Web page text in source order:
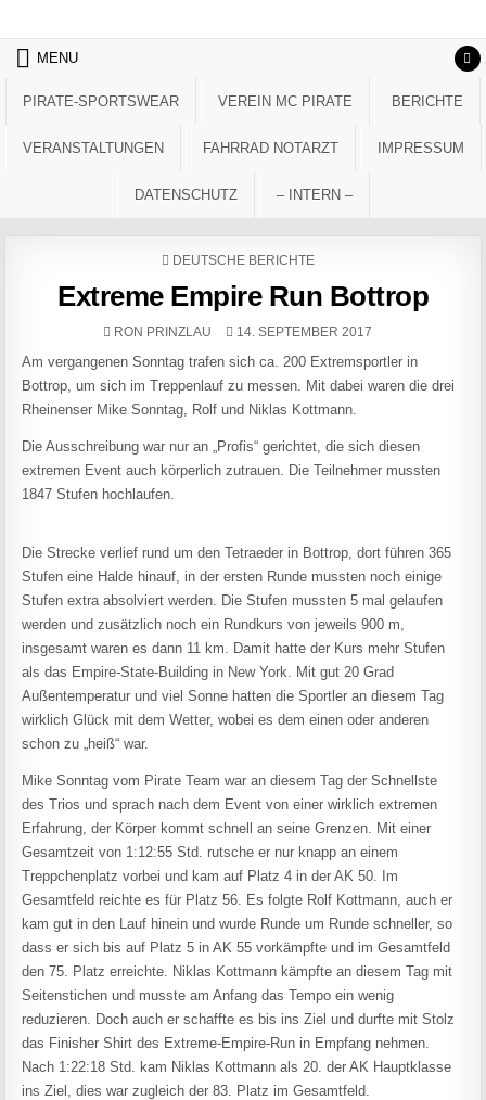
MENU
PIRATE-SPORTSWEAR VEREIN MC PIRATE BERICHTE
VERANSTALTUNGEN FAHRRAD NOTARZT IMPRESSUM
DATENSCHUTZ – INTERN –
POSTED IN
DEUTSCHE BERICHTE
Extreme Empire Run Bottrop
AUTHOR:
RON PRINZLAU PUBLISHED DATE:
14. SEPTEMBER 2017
Am vergangenen Sonntag trafen sich ca. 200 Extremsportler in
Bottrop, um sich im Treppenlauf zu messen. Mit dabei waren die drei
Rheinenser Mike Sonntag, Rolf und Niklas Kottmann.
Die Ausschreibung war nur an „Profis“ gerichtet, die sich diesen
extremen Event auch körperlich zutrauen. Die Teilnehmer mussten
1847 Stufen hochlaufen.
Die Strecke verlief rund um den Tetraeder in Bottrop, dort führen 365
Stufen eine Halde hinauf, in der ersten Runde mussten noch einige
Stufen extra absolviert werden. Die Stufen mussten 5 mal gelaufen
werden und zusätzlich noch ein Rundkurs von jeweils 900 m,
insgesamt waren es dann 11 km. Damit hatte der Kurs mehr Stufen
als das Empire-State-Building in New York. Mit gut 20 Grad
Außentemperatur und viel Sonne hatten die Sportler an diesem Tag
wirklich Glück mit dem Wetter, wobei es dem einen oder anderen
schon zu „heiß“ war.
Mike Sonntag vom Pirate Team war an diesem Tag der Schnellste
des Trios und sprach nach dem Event von einer wirklich extremen
Erfahrung, der Körper kommt schnell an seine Grenzen. Mit einer
Gesamtzeit von 1:12:55 Std. rutsche er nur knapp an einem
Treppchenplatz vorbei und kam auf Platz 4 in der AK 50. Im
Gesamtfeld reichte es für Platz 56. Es folgte Rolf Kottmann, auch er
kam gut in den Lauf hinein und wurde Runde um Runde schneller, so
dass er sich bis auf Platz 5 in AK 55 vorkämpfte und im Gesamtfeld
den 75. Platz erreichte. Niklas Kottmann kämpfte an diesem Tag mit
Seitenstichen und musste am Anfang das Tempo ein wenig
reduzieren. Doch auch er schaffte es bis ins Ziel und durfte mit Stolz
das Finisher Shirt des Extreme-Empire-Run in Empfang nehmen.
Nach 1:22:18 Std. kam Niklas Kottmann als 20. der AK Hauptklasse
ins Ziel, dies war zugleich der 83. Platz im Gesamtfeld.